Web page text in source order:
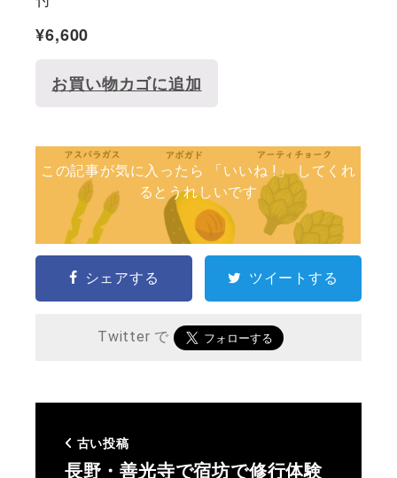
¥6,600
お買い物カゴに追加
この記事が気に入ったら 「いいね !」 してくれ
るとうれしいです
シェアする ツイートする
Twitter で
古い投稿
長野・善光寺で宿坊で修行体験